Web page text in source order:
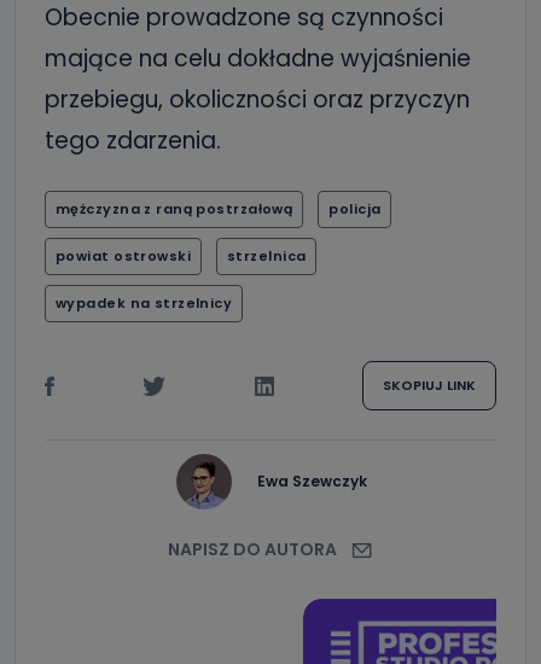
Obecnie prowadzone są czynności
mające na celu dokładne wyjaśnienie
przebiegu, okoliczności oraz przyczyn
tego zdarzenia.
mężczyzna z raną postrzałową policja
powiat ostrowski strzelnica
wypadek na strzelnicy
SKOPIUJ LINK
Ewa Szewczyk
NAPISZ DO AUTORA